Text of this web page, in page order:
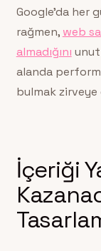
Google’da her
rağmen, web
almadığını
alanda
bulmak zirveye
İçeriği